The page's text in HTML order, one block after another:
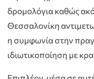
δρομολόγια καθώς
Θεσσαλονίκη
η συμφωνία στην
ιδιωτικοποίηση με